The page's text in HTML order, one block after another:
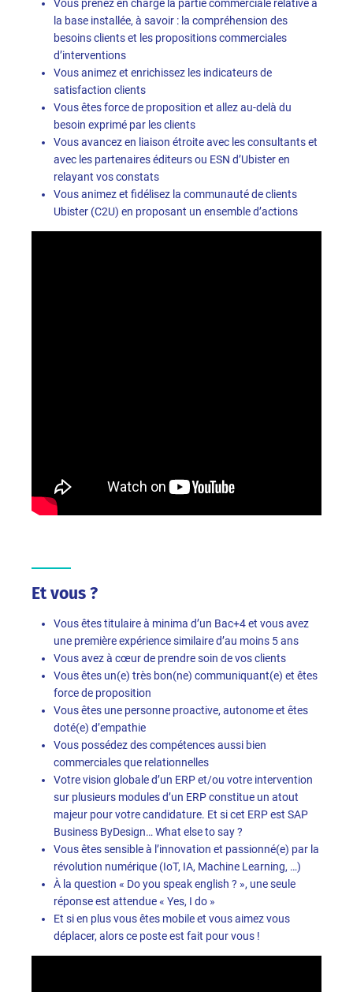
Vous prenez en charge la partie commerciale relative à
la base installée, à savoir : la compréhension des
besoins clients et les propositions commerciales
d’interventions
Vous animez et enrichissez les indicateurs de
satisfaction clients
Vous êtes force de proposition et allez au-delà du
besoin exprimé par les clients
Vous avancez en liaison étroite avec les consultants et
avec les partenaires éditeurs ou ESN d’Ubister en
relayant vos constats
Vous animez et fidélisez la communauté de clients
Ubister (C2U) en proposant un ensemble d’actions
Et vous ?
Vous êtes titulaire à minima d’un Bac+4 et vous avez
une première expérience similaire d’au moins 5 ans
Vous avez à cœur de prendre soin de vos clients
Vous êtes un(e) très bon(ne) communiquant(e) et êtes
force de proposition
Vous êtes une personne proactive, autonome et êtes
doté(e) d’empathie
Vous possédez des compétences aussi bien
commerciales que relationnelles
Votre vision globale d’un ERP et/ou votre intervention
sur plusieurs modules d’un ERP constitue un atout
majeur pour votre candidature. Et si cet ERP est SAP
Business ByDesign… What else to say ?
Vous êtes sensible à l’innovation et passionné(e) par la
révolution numérique (IoT, IA, Machine Learning, …)
À la question « Do you speak english ? », une seule
réponse est attendue « Yes, I do »
Et si en plus vous êtes mobile et vous aimez vous
déplacer, alors ce poste est fait pour vous !